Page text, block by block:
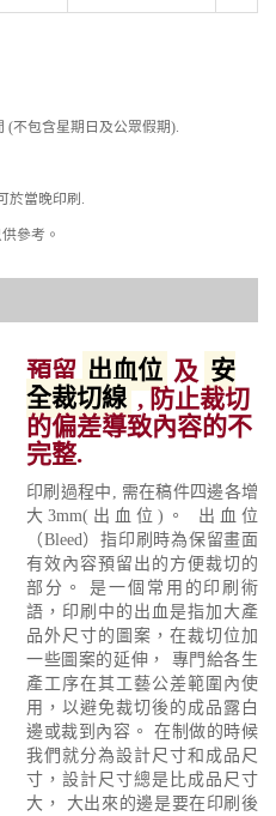
(不包含星期日及公眾假期).
於當晚印刷.
參考。
預留 出血位 及 安
全裁切線, 防止裁切
的偏差導致內容的不
完整.
印刷過程中, 需在稿件四邊各增
大3mm(出血位)。 出血位
（Bleed）指印刷時為保留畫面
有效內容預留出的方便裁切的
部分。 是一個常用的印刷術
語，印刷中的出血是指加大產
品外尺寸的圖案，在裁切位加
一些圖案的延伸， 專門給各生
產工序在其工藝公差範圍內使
用，以避免裁切後的成品露白
邊或裁到內容。 在制做的時候
我們就分為設計尺寸和成品尺
寸，設計尺寸總是比成品尺寸
大， 大出來的邊是要在印刷後